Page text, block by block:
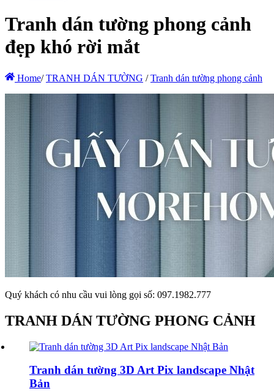
Tranh dán tường phong cảnh
đẹp khó rời mắt
Home/ TRANH DÁN TƯỜNG / Tranh dán tường phong cảnh
Quý khách có nhu cầu vui lòng gọi số: 097.1982.777
TRANH DÁN TƯỜNG PHONG CẢNH
Tranh dán tường 3D Art Pix landscape Nhật
Bản